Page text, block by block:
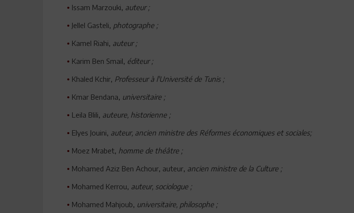
• Issam Marzouki, auteur ;
• Jellel Gasteli, photographe ;
• Kamel Riahi, auteur ;
• Karim Ben Smail, éditeur ;
• Khaled Kchir, Professeur à l'Université de Tunis ;
• Kmar Bendana, universitaire ;
• Leila Blili, auteure, historienne ;
• Elyes Jouini, auteur, ancien ministre des Réformes économiques et sociales;
• Moez Mrabet, homme de théâtre ;
• Mohamed Aziz Ben Achour, auteur, ancien ministre de la Culture ;
• Mohamed Kerrou, auteur, sociologue ;
• Mohamed Mahjoub, universitaire, philosophe ;